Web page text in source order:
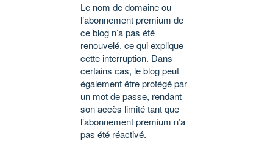
Le nom de domaine ou
l’abonnement premium de
ce blog n’a pas été
renouvelé, ce qui explique
cette interruption. Dans
certains cas, le blog peut
également être protégé par
un mot de passe, rendant
son accès limité tant que
l’abonnement premium n’a
pas été réactivé.